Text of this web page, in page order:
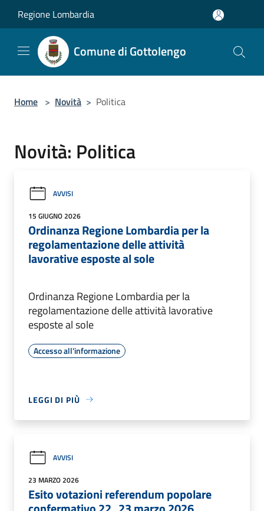
Regione Lombardia
Comune di Gottolengo
Home > Novità > Politica
Novità: Politica
AVVISI
15 GIUGNO 2026
Ordinanza Regione Lombardia per la
regolamentazione delle attività
lavorative esposte al sole
Ordinanza Regione Lombardia per la
regolamentazione delle attività lavorative
esposte al sole
Accesso all'informazione
LEGGI DI PIÙ
AVVISI
23 MARZO 2026
Esito votazioni referendum popolare